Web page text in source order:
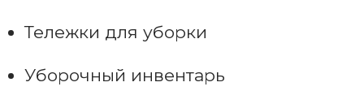
Тележки для уборки
Уборочный инвентарь